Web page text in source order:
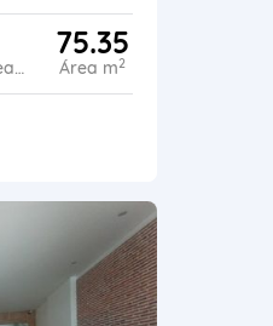
Parqueadero
75.35
Área m2